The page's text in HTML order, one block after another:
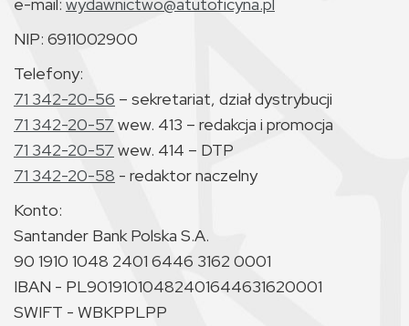
NIP: 6911002900
Telefony:
71 342-20-56 – sekretariat, dział dystrybucji
71 342-20-57 wew. 413 – redakcja i promocja
71 342-20-57 wew. 414 – DTP
71 342-20-58 - redaktor naczelny
Konto:
Santander Bank Polska S.A.
90 1910 1048 2401 6446 3162 0001
IBAN - PL90191010482401644631620001
SWIFT - WBKPPLPP